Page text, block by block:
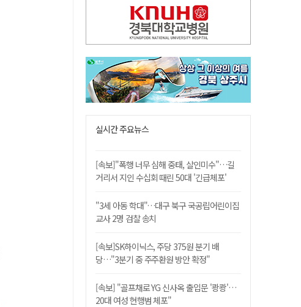
실시간 주요뉴스
[속보]"폭행 너무 심해 중태, 살인미수"…길
거리서 지인 수십회 때린 50대 '긴급체포'
"3세 아동 학대"…대구 북구 국공립어린이집
교사 2명 검찰 송치
[속보]SK하이닉스, 주당 375원 분기 배
당…"3분기 중 주주환원 방안 확정"
[속보] "골프채로 YG 신사옥 출입문 '쾅쾅'…
20대 여성 현행범 체포"